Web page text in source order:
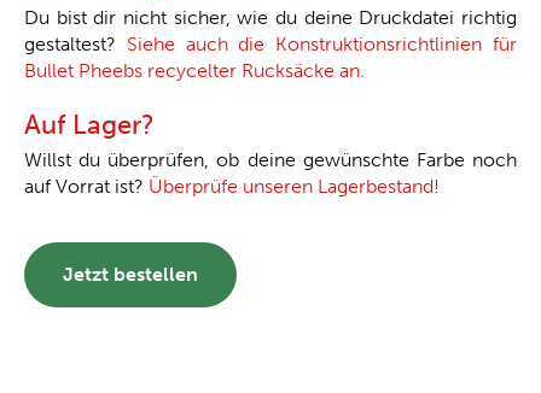
Du bist dir nicht sicher, wie du deine Druckdatei richtig
gestaltest? Siehe auch die Konstruktionsrichtlinien für
Bullet Pheebs recycelter Rucksäcke an.
Auf Lager?
Willst du überprüfen, ob deine gewünschte Farbe noch
auf Vorrat ist? Überprüfe unseren Lagerbestand!
Jetzt bestellen